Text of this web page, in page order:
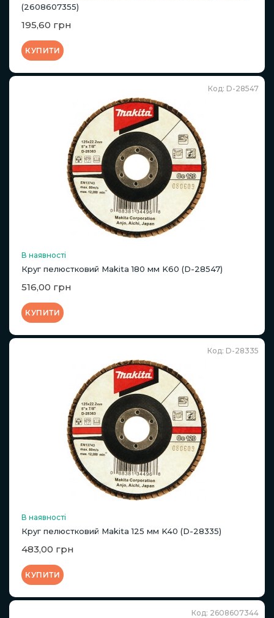
(2608607355)
195,60 грн
КУПИТИ
Код: D-28547
В наявності
Круг пелюстковий Makita 180 мм K60 (D-28547)
516,00 грн
КУПИТИ
Код: D-28335
В наявності
Круг пелюстковий Makita 125 мм K40 (D-28335)
483,00 грн
КУПИТИ
Код: 2608607344